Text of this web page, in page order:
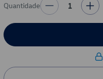
Quantidade 1